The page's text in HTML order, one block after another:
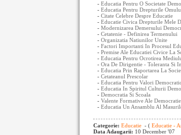
- Educatia Pentru O Societate
- Educatia Pentru Drepturile
- Citate Celebre Despre Educatie
- Educatie Civica Drepturile Mele
- Modernizarea Demersului
- Cetatenie - Definirea Termenului
- Organizatia Natiunilor Unite
- Factori Importanti In Procesul
- Premise Ale Educatiei Civice La
- Educatia Pentru Ocrotirea
- Ora De Dirigentie - Toleranta Si
- Educatia Prin Raportarea La
- Cetateanul Prescolar
- Educatia Pentru Valori
- Educatia In Spiritul Culturii
- Democratia Si Scoala
- Valente Formative Ale
- Educatia Un Ansamblu Al
Categorie: Educatie - ( Educatie -
Data Adaugarii: 10 December '07